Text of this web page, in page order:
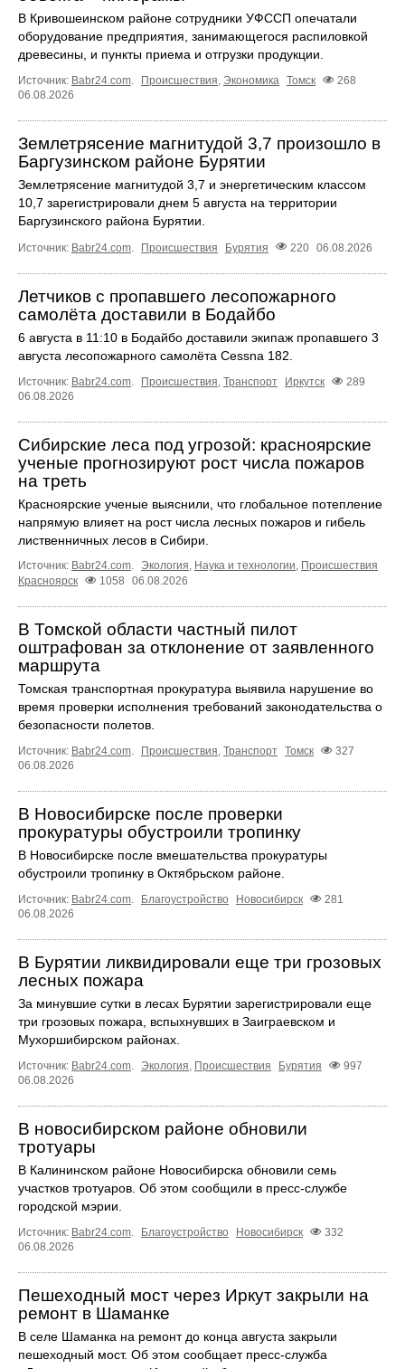
В Кривошеинском районе сотрудники УФССП опечатали
оборудование предприятия, занимающегося распиловкой
древесины, и пункты приема и отгрузки продукции.
Источник: Babr24.com. Происшествия, Экономика Томск
268
06.08.2026
Землетрясение магнитудой 3,7 произошло в
Баргузинском районе Бурятии
Землетрясение магнитудой 3,7 и энергетическим классом
10,7 зарегистрировали днем 5 августа на территории
Баргузинского района Бурятии.
Источник: Babr24.com Происшествия Бурятия 220 06.08.2026
Летчиков с пропавшего лесопожарного
самолёта доставили в Бодайбо
6 августа в 11:10 в Бодайбо доставили экипаж пропавшего 3
августа лесопожарного самолёта Cessna 182.
Источник: Babr24.com Происшествия Транспорт Иркутск
289
06.08.2026
Сибирские леса под угрозой: красноярские
ученые прогнозируют рост числа пожаров
на треть
Красноярские ученые выяснили, что глобальное потепление
напрямую влияет на рост числа лесных пожаров и гибель
лиственничных лесов в Сибири.
Источник: Babr24.com Экология Наука и технологии Происшествия
Красноярск
1058 06.08.2026
В Томской области частный пилот
оштрафован за отклонение от заявленного
маршрута
Томская транспортная прокуратура выявила нарушение во
время проверки исполнения требований законодательства о
безопасности полетов.
Источник: Babr24.com. Происшествия, Транспорт Томск
327
06.08.2026
В Новосибирске после проверки
прокуратуры обустроили тропинку
В Новосибирске после вмешательства прокуратуры
обустроили тропинку в Октябрьском районе.
Источник: Babr24.com. Благоустройство Новосибирск
281
06.08.2026
В Бурятии ликвидировали еще три грозовых
лесных пожара
За минувшие сутки в лесах Бурятии зарегистрировали еще
три грозовых пожара, вспыхнувших в Заиграевском и
Мухоршибирском районах.
Источник: Babr24.com. Экология, Происшествия Бурятия
997
06.08.2026
В новосибирском районе обновили
тротуары
В Калининском районе Новосибирска обновили семь
участков тротуаров. Об этом сообщили в пресс-службе
городской мэрии.
Источник: Babr24.com. Благоустройство Новосибирск
332
06.08.2026
Пешеходный мост через Иркут закрыли на
ремонт в Шаманке
В селе Шаманка на ремонт до конца августа закрыли
пешеходный мост. Об этом сообщает пресс‑служба